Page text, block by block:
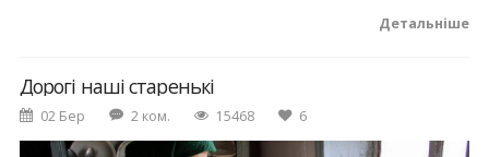
Детальніше
Дорогі наші старенькі
02 Бер 2 ком. 15468 6